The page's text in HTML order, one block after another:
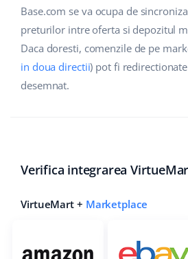
Colaborare si parteneri
ContactItaliano
polski
Base.com se va ocupa de
preturilor intre oferta si depozitul
Daca doresti, comenzile de pe
in doua directii) pot fi
desemnat.
Verifica integrarea
VirtueMart + Marketplace